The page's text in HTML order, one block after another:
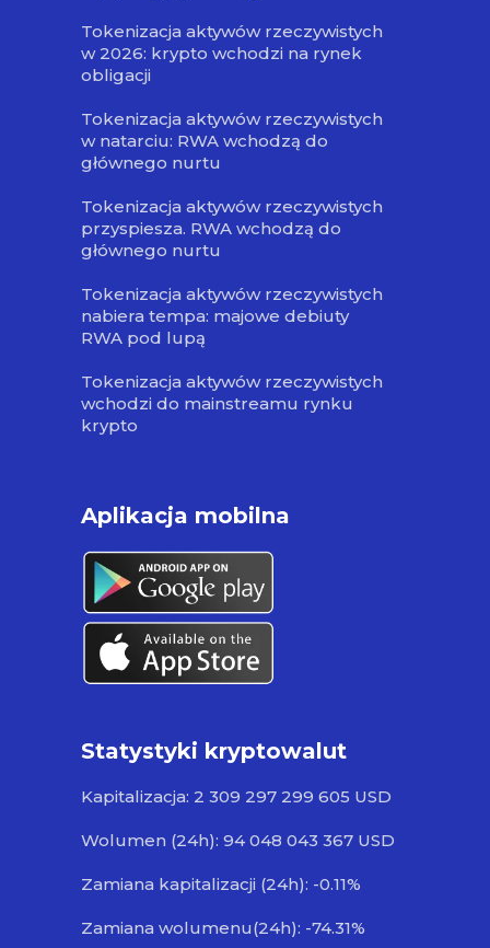
Tokenizacja aktywów rzeczywistych
w 2026: krypto wchodzi na rynek
obligacji
Tokenizacja aktywów rzeczywistych
w natarciu: RWA wchodzą do
głównego nurtu
Tokenizacja aktywów rzeczywistych
przyspiesza. RWA wchodzą do
głównego nurtu
Tokenizacja aktywów rzeczywistych
nabiera tempa: majowe debiuty
RWA pod lupą
Tokenizacja aktywów rzeczywistych
wchodzi do mainstreamu rynku
krypto
Aplikacja mobilna
Statystyki kryptowalut
Kapitalizacja: 2 309 297 299 605 USD
Wolumen (24h): 94 048 043 367 USD
Zamiana kapitalizacji (24h): -0.11%
Zamiana wolumenu(24h): -74.31%